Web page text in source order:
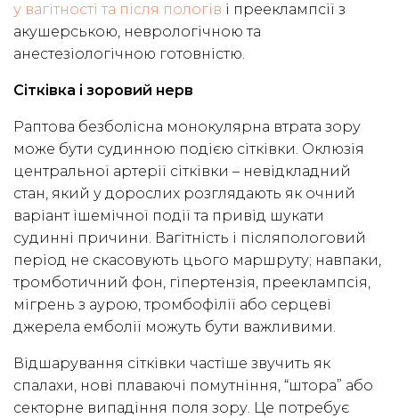
у вагітності та після пологів і прееклампсії з
акушерською, неврологічною та
анестезіологічною готовністю.
Сітківка і зоровий нерв
Раптова безболісна монокулярна втрата зору
може бути судинною подією сітківки. Оклюзія
центральної артерії сітківки – невідкладний
стан, який у дорослих розглядають як очний
варіант ішемічної події та привід шукати
судинні причини. Вагітність і післяпологовий
період не скасовують цього маршруту; навпаки,
тромботичний фон, гіпертензія, прееклампсія,
мігрень з аурою, тромбофілії або серцеві
джерела емболії можуть бути важливими.
Відшарування сітківки частіше звучить як
спалахи, нові плаваючі помутніння, “штора” або
секторне випадіння поля зору. Це потребує